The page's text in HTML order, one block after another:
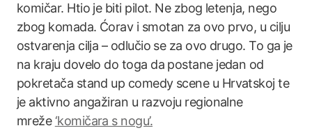
komičar. Htio je biti pilot. Ne zbog letenja, nego
zbog komada. Ćorav i smotan za ovo prvo, u cilju
ostvarenja cilja – odlučio se za ovo drugo. To ga je
na kraju dovelo do toga da postane jedan od
pokretača stand up comedy scene u Hrvatskoj te
je aktivno angažiran u razvoju regionalne
mreže ‘komičara s nogu’.